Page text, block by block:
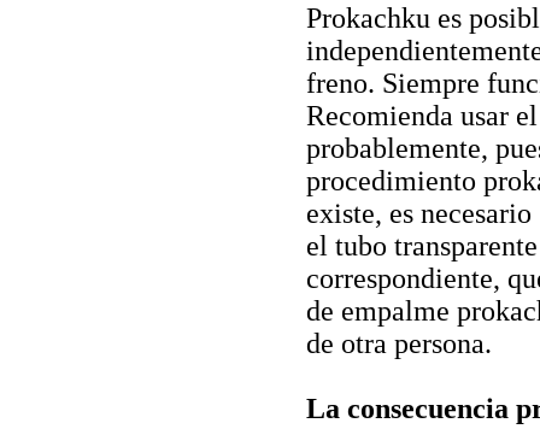
Prokachku es
freno. Siempre
Recomienda usar
probablemente,
procedimiento
existe, es
el tubo
correspondiente,
de empalme
de otra persona.
La consecuencia